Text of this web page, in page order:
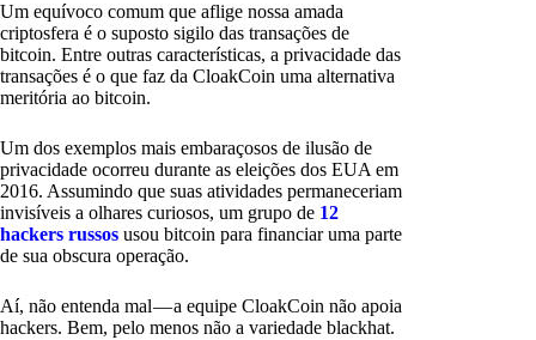
Um equívoco comum que aflige nossa amada
criptosfera é o suposto sigilo das transações de
bitcoin. Entre outras características, a privacidade das
transações é o que faz da CloakCoin uma alternativa
meritória ao bitcoin.
Um dos exemplos mais embaraçosos de ilusão de
privacidade ocorreu durante as eleições dos EUA em
2016. Assumindo que suas atividades permaneceriam
invisíveis a olhares curiosos, um grupo de 12
hackers russos usou bitcoin para financiar uma parte
de sua obscura operação.
Aí, não entenda mal — a equipe CloakCoin não apoia
hackers. Bem, pelo menos não a variedade blackhat.